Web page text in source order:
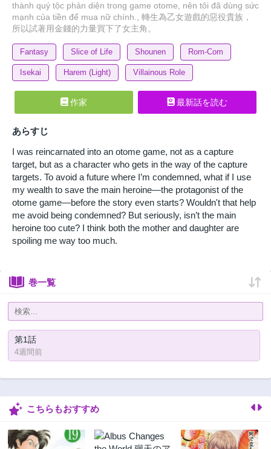
thành quý tộc phản diện trong game otome, nên tôi đã dùng sức
mạnh của tiền để mua nữ chính., 轉生為乙女遊戲的惡役貴族，
所以試著用金錢的力量買下了女主角。
Fantasy Slice of Life Shounen Rom-Com
Isekai Harem (Light) Villainous Role
作家 最新話を読む
あらすじ
I was reincarnated into an otome game, not as a capture
target, but as a character who gets in the way of the capture
targets. To avoid a future where I’m condemned, what if I use
my wealth to save the main heroine—the protagonist of the
otome game—before the story even starts? Wouldn't that help
me avoid being condemned? But seriously, isn’t the main
heroine too cute? I think both the mother and daughter are
spoiling me way too much.
巻一覧
第1話
4週間前
こちらもおすすめ